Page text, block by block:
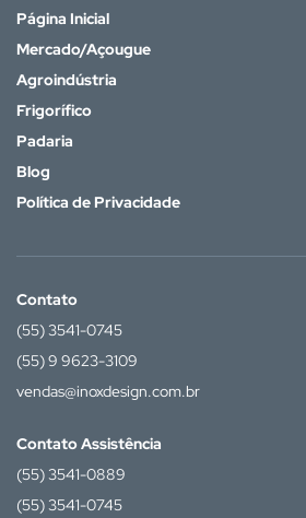
Página Inicial
Mercado/Açougue
Agroindústria
Frigorífico
Padaria
Blog
Política de Privacidade
Contato
(55) 3541-0745
(55) 9 9623-3109
vendas@inoxdesign.com.br
Contato Assistência
(55) 3541-0889
(55) 3541-0745